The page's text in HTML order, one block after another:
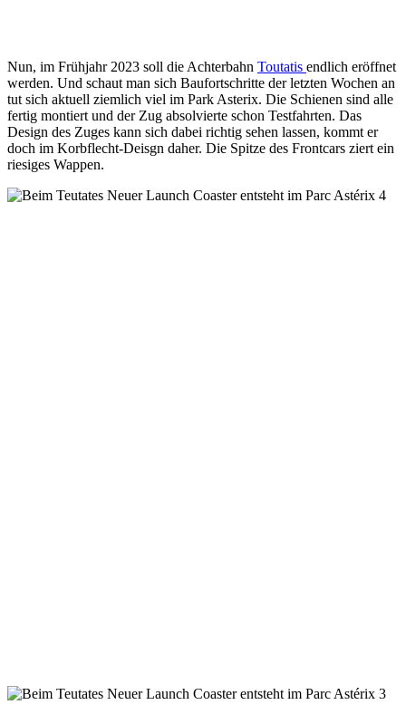
Nun, im Frühjahr 2023 soll die Achterbahn Toutatis endlich eröffnet
werden. Und schaut man sich Baufortschritte der letzten Wochen an
tut sich aktuell ziemlich viel im Park Asterix. Die Schienen sind alle
fertig montiert und der Zug absolvierte schon Testfahrten. Das
Design des Zuges kann sich dabei richtig sehen lassen, kommt er
doch im Korbflecht-Deisgn daher. Die Spitze des Frontcars ziert ein
riesiges Wappen.